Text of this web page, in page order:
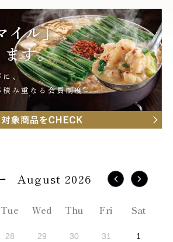
August 2026
Tue Wed Thu Fri Sat
28 29 30 31 1